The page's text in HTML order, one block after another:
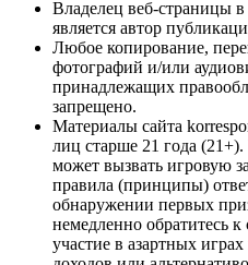
Владелец веб-страницы
является автор
Любое копирование,
фотографий и/или
принадлежащих
запрещено.
Материалы сайта
лиц старше 21 года
может вызвать игровую
правила (принципы)
обнаружении первых
немедленно обратитесь
участие в азартных